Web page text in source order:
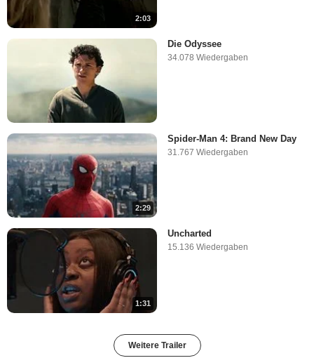
2:03
Die Odyssee
34.078 Wiedergaben
2:29
Spider-Man 4: Brand New Day
31.767 Wiedergaben
1:31
Uncharted
15.136 Wiedergaben
Weitere Trailer